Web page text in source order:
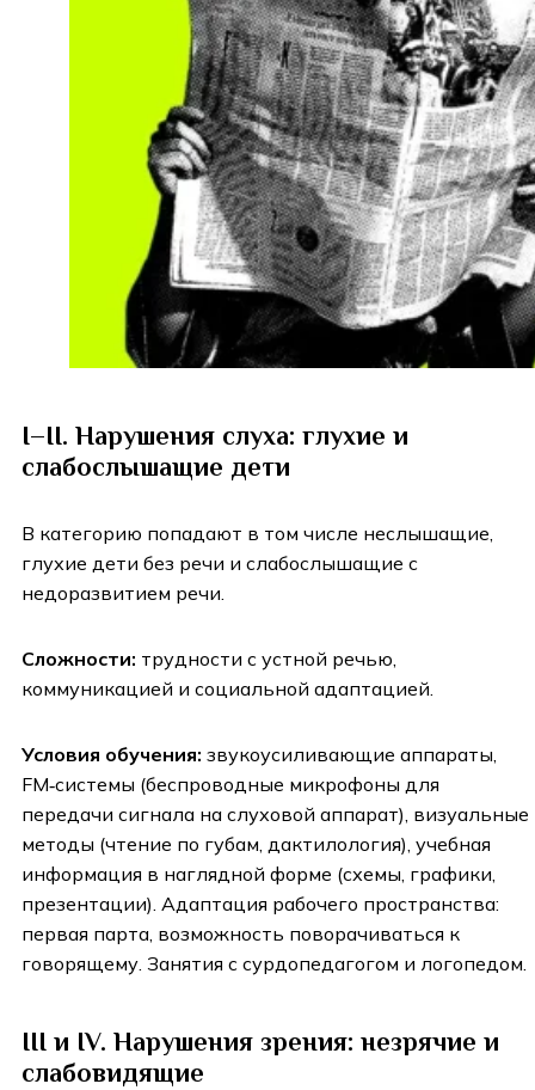
I–II. Нарушения слуха: глухие и
слабослышащие дети
В категорию попадают в том числе неслышащие,
глухие дети без речи и слабослышащие с
недоразвитием речи.
Сложности: трудности с устной речью,
коммуникацией и социальной адаптацией.
Условия обучения: звукоусиливающие аппараты,
FM‑системы (беспроводные микрофоны для
передачи сигнала на слуховой аппарат), визуальные
методы (чтение по губам, дактилология), учебная
информация в наглядной форме (схемы, графики,
презентации). Адаптация рабочего пространства:
первая парта, возможность поворачиваться к
говорящему. Занятия с сурдопедагогом и логопедом.
III и IV. Нарушения зрения: незрячие и
слабовидящие